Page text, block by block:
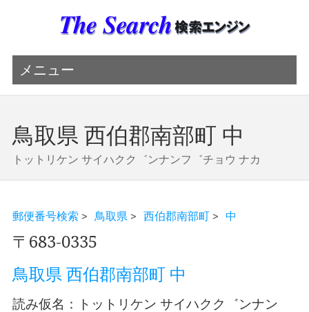
メニュー
鳥取県 西伯郡南部町 中
トットリケン サイハクク゛ンナンフ゛チョウ ナカ
郵便番号検索 > 鳥取県 > 西伯郡南部町> 中
〒683-0335
鳥取県 西伯郡南部町 中
読み仮名：トットリケン サイハクク゛ンナン